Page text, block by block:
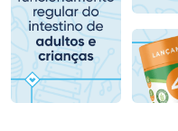
Comprar sem Desconto
Por R$ 71,99/cada
Comprar sem Desconto
Por R$ 71,99/cada